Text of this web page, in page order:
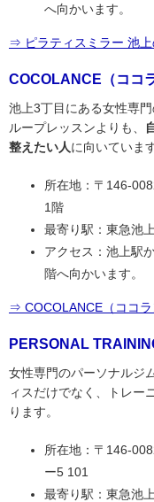
へ向かいます。
⇒ ピラティスミラー 池
COCOLANCE（ココ
池上3丁目にある女性専
ループレッスンよりも、
整えたい人に向いています
所在地：〒146-
1階
最寄り駅：東急池
アクセス：池上駅
階へ向かいます。
⇒ COCOLANCE（ココ
PERSONAL
女性専門のパーソナルジ
ィスだけでなく、トレー
ります。
所在地：〒146-
ー5 101
最寄り駅：東急池